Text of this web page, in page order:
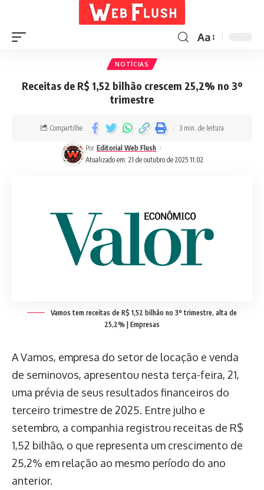
Aa
NOTÍCIAS
Receitas de R$ 1,52 bilhão crescem 25,2% no 3º
trimestre
Atualizado em: 21 de outubro de 2025 11:02
Por Editorial Web Flush
Compartilhe 3 min. de leitura
Vamos tem receitas de R$ 1,52 bilhão no 3º trimestre, alta de
25,2% | Empresas
A Vamos, empresa do setor de locação e venda
de seminovos, apresentou nesta terça-feira, 21,
uma prévia de seus resultados financeiros do
terceiro trimestre de 2025. Entre julho e
setembro, a companhia registrou receitas de R$
1,52 bilhão, o que representa um crescimento de
25,2% em relação ao mesmo período do ano
anterior.